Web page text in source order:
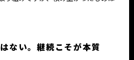
ない。継続こそが本質